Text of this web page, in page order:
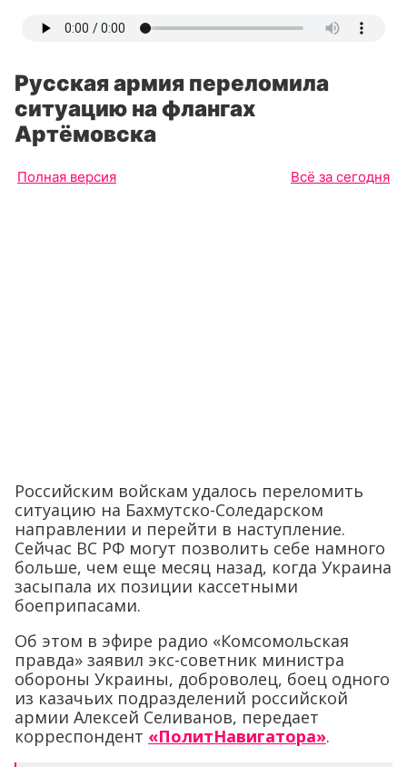
Русская армия переломила
ситуацию на флангах
Артёмовска
Полная версия Всё за сегодня
Российским войскам удалось переломить
ситуацию на Бахмутско-Соледарском
направлении и перейти в наступление.
Сейчас ВС РФ могут позволить себе намного
больше, чем еще месяц назад, когда Украина
засыпала их позиции кассетными
боеприпасами.
Об этом в эфире радио «Комсомольская
правда» заявил экс-советник министра
обороны Украины, доброволец, боец одного
из казачьих подразделений российской
армии Алексей Селиванов, передает
корреспондент «ПолитНавигатора».